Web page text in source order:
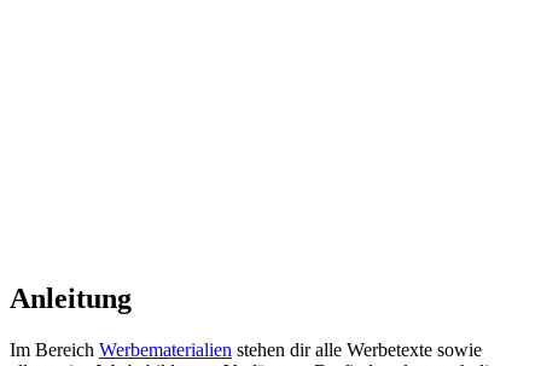
Anleitung
Im Bereich Werbematerialien stehen dir alle Werbetexte sowie